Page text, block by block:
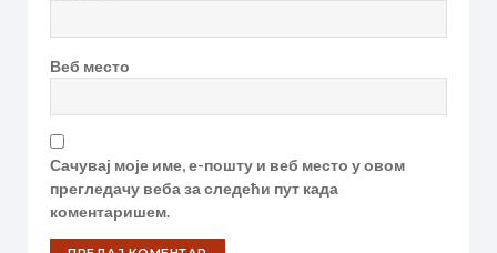
Веб место
Сачувај моје име, е-пошту и веб место у овом
прегледачу веба за следећи пут када
коментаришем.